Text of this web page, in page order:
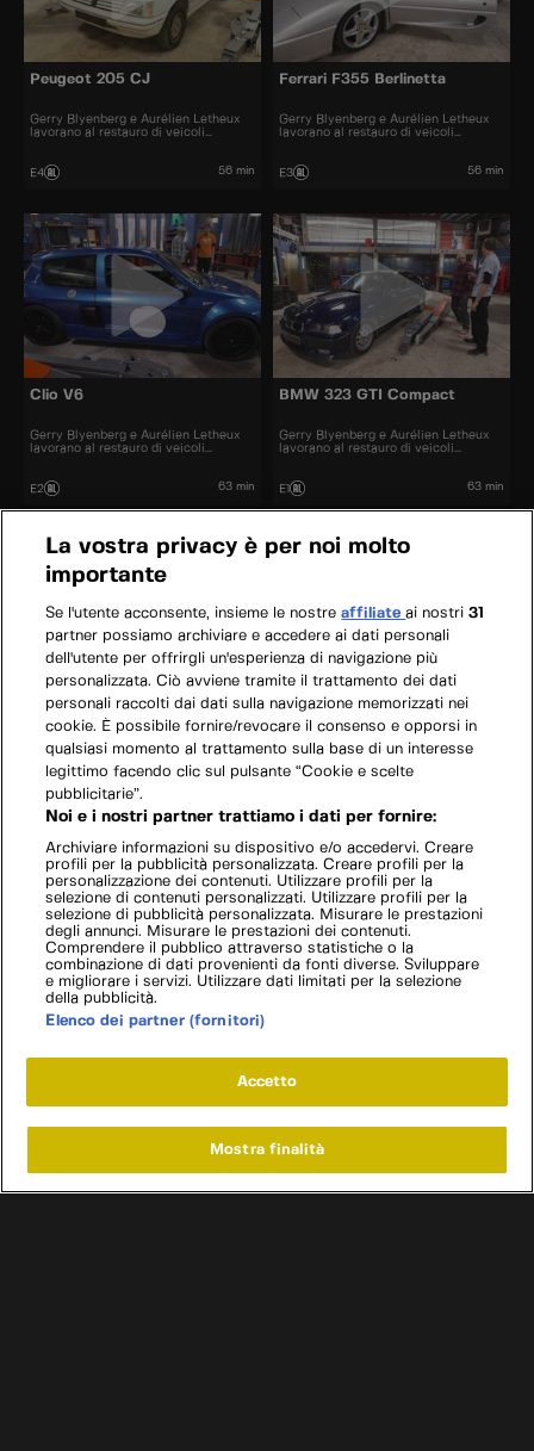
Peugeot 205 CJ
Gerry Blyenberg e Aurélien Letheux
lavorano al restauro di veicoli
E4 56 min
Ferrari F355 Berlinetta
Gerry Blyenberg e Aurélien Letheux
lavorano al restauro di veicoli
E3 56 min
Clio V6
Gerry Blyenberg e Aurélien Letheux
lavorano al restauro di veicoli
E2 63 min
BMW 323 GTI Compact
Gerry Blyenberg e Aurélien Letheux
lavorano al restauro di veicoli
E1 63 min
La vostra privacy è per noi molto
importante
Se l'utente acconsente, insieme le nostreaffiliateai nostri31
partner possiamo archiviare e accedere ai dati personali
dell'utente per offrirgli un'esperienza di navigazione più
personalizzata. Ciò avviene tramite il trattamento dei dati
personali raccolti dai dati sulla navigazione memorizzati nei
cookie. È possibile fornire/revocare il consenso e opporsi in
qualsiasi momento al trattamento sulla base di un interesse
legittimo facendo clic sul pulsante “Cookie e scelte
pubblicitarie”.
Noi e i nostri partner trattiamo i dati per fornire:
Archiviare informazioni su dispositivo e/o accedervi. Creare
profili per la pubblicità personalizzata. Creare profili per la
personalizzazione dei contenuti. Utilizzare profili per la
selezione di contenuti personalizzati. Utilizzare profili per la
selezione di pubblicità personalizzata. Misurare le prestazioni
degli annunci. Misurare le prestazioni dei contenuti.
Comprendere il pubblico attraverso statistiche o la
combinazione di dati provenienti da fonti diverse. Sviluppare
e migliorare i servizi. Utilizzare dati limitati per la selezione
della pubblicità.
Elenco dei partner (fornitori)
Accetto
Mostra finalità